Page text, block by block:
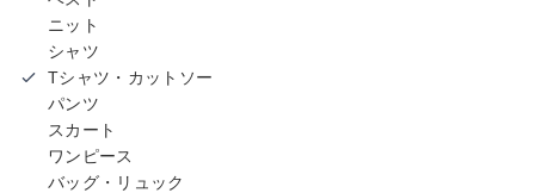
ニット
シャツ
Tシャツ・カットソー
パンツ
スカート
ワンピース
バッグ・リュック